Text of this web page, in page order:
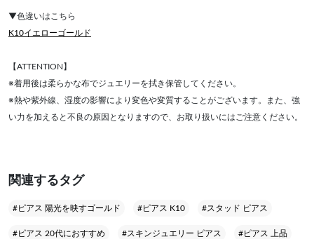
▼色違いはこちら
K10イエローゴールド
【ATTENTION】
※着用後は柔らかな布でジュエリーを拭き保管してください。
※熱や紫外線、湿度の影響により変色や変質することがございます。また、強
い力を加えると不良の原因となりますので、お取り扱いにはご注意ください。
関連するタグ
#ピアス 陽光を映すゴールド #ピアス K10 #スタッド ピアス
#ピアス 20代におすすめ #スキンジュエリー ピアス #ピアス 上品